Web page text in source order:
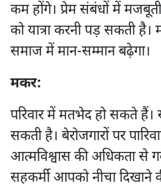
कम होंगे। प्रेम संबंधों में
को यात्रा करनी पड़ सकती
समाज में मान-सम्मान बढ़ेगा।
मकर:
परिवार में मतभेद हो सकते हैं।
सकती है। बेरोजगारों पर
आत्मविश्वास की अधिकता से
सहकर्मी आपको नीचा